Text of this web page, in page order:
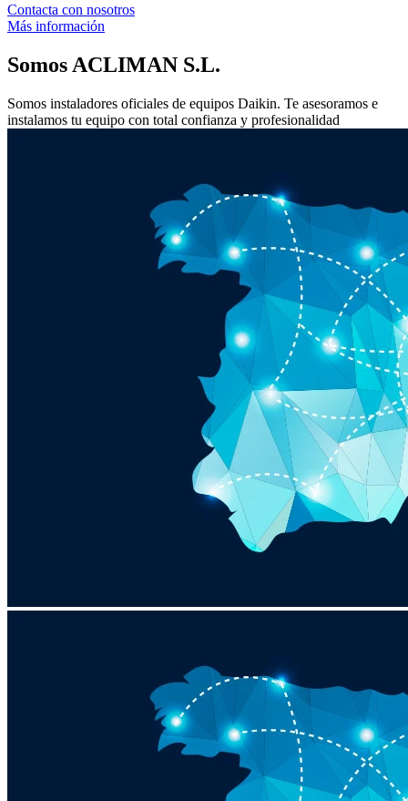
Contacta con nosotros
Más información
Somos ACLIMAN S.L.
Somos instaladores oficiales de equipos Daikin. Te asesoramos e
instalamos tu equipo con total confianza y profesionalidad